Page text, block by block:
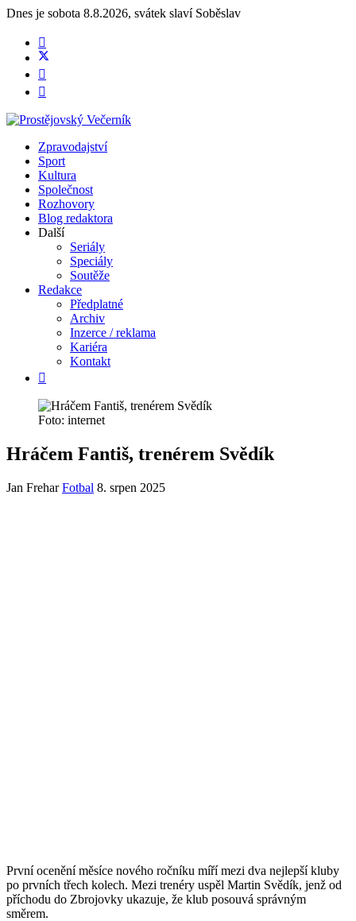
Dnes je sobota 8.8.2026, svátek slaví Soběslav
Zpravodajství
Sport
Kultura
Společnost
Rozhovory
Blog redaktora
Další
Seriály
Speciály
Soutěže
Redakce
Předplatné
Archiv
Inzerce / reklama
Kariéra
Kontakt
Foto: internet
Hráčem Fantiš, trenérem Svědík
Jan Frehar Fotbal 8. srpen 2025
První ocenění měsíce nového ročníku míří mezi dva nejlepší kluby
po prvních třech kolech. Mezi trenéry uspěl Martin Svědík, jenž od
příchodu do Zbrojovky ukazuje, že klub posouvá správným
směrem.